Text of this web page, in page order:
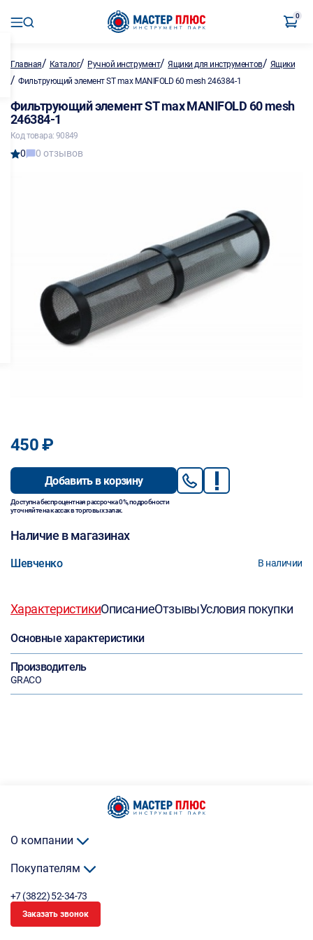
0
Главная/ Каталог/ Ручной инструмент/Ящики для инструментов/ Ящики
/ Фильтрующий элемент ST max MANIFOLD 60 mesh 246384-1
Фильтрующий элемент ST max MANIFOLD 60 mesh
246384-1
Код товара: 90849
0 0 отзывов
450 ₽
Добавить в корзину
Доступна беспроцентная рассрочка 0%, подробности
уточняйте на кассах в торговых залах.
Наличие в магазинах
Шевченко В наличии
ХарактеристикиОписаниеОтзывыУсловия покупки
Основные характеристики
Производитель
GRACO
О компании
Покупателям
+7 (3822) 52-34-73
Заказать звонок